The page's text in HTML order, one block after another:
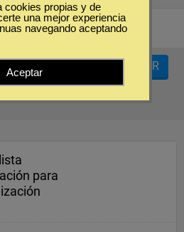
Educativa FILTRAR
para
cookies propias y de
una mejor experiencia
navegando aceptando
Aceptar